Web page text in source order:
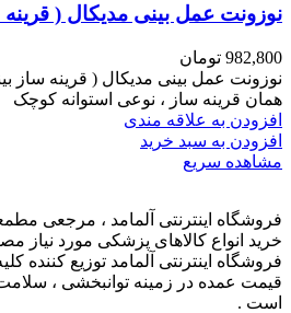
نوزونت عمل بینی مدیکال (
982,800 تومان
نوزونت عمل بینی مدیکال ( قرینه ساز
همان قرینه ساز ، نوعی استوانه کوچک
افزودن به علاقه مندی
افزودن به سبد خرید
مشاهده سریع
فروشگاه اینترنتی آلمامد ، مرجعی
خرید انواع کالاهای پزشکی مورد نیاز
فروشگاه اینترنتی آلمامد توزیع کننده
قیمت عمده در زمینه توانبخشی ،
است .